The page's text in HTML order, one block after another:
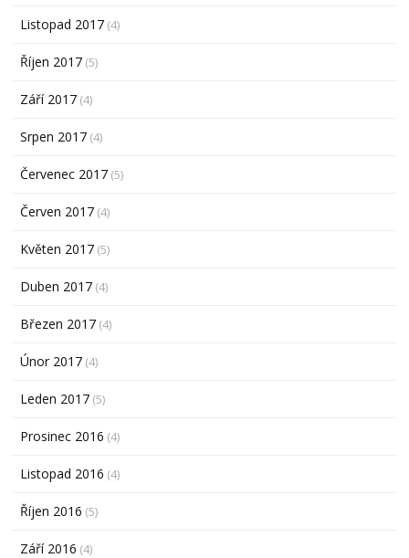
Listopad 2017 (4)
Říjen 2017 (5)
Září 2017 (4)
Srpen 2017 (4)
Červenec 2017 (5)
Červen 2017 (4)
Květen 2017 (5)
Duben 2017 (4)
Březen 2017 (4)
Únor 2017 (4)
Leden 2017 (5)
Prosinec 2016 (4)
Listopad 2016 (4)
Říjen 2016 (5)
Září 2016 (4)